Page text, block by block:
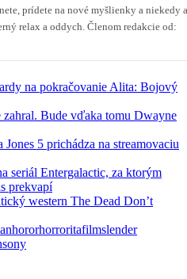
prídete na nové myšlienky a niekedy
relax a oddych. Členom redakcie od:
na pokračovanie Alita: Bojový
zahral. Bude vďaka tomu Dwayne
5 prichádza na streamovaciu
seriál Entergalactic, za ktorým
prekvapí
western The Dead Don’t
hororhorroritafilmslender
sony